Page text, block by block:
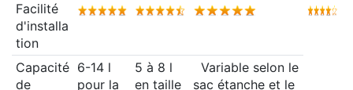
Facilité
d'installa
tion
Capacité
de
6-14 l
pour la
5 à 8 l
en taille
Variable selon le
sac étanche et le